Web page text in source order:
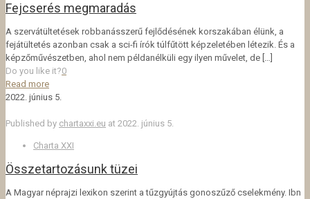
Fejcserés megmaradás
A szervátültetések robbanásszerű fejlődésének korszakában élünk, a
fejátültetés azonban csak a sci-fi írók túlfűtött képzeletében létezik. És a
képzőművészetben, ahol nem példanélküli egy ilyen művelet, de […]
Do you like it?0
Read more
2022. június 5.
Published by chartaxxi.eu at 2022. június 5.
Charta XXI
Összetartozásunk tüzei
A Magyar néprajzi lexikon szerint a tűzgyújtás gonoszűző cselekmény. Ibn